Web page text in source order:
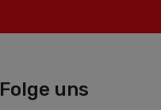
Folge uns